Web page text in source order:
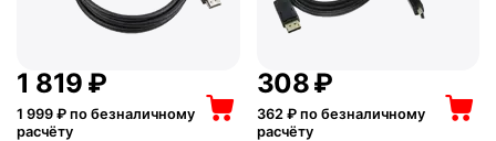
1 819 ₽
1 999 ₽ по безналичному
расчёту
‍308‍₽
362 ₽ по безналичному
расчёту